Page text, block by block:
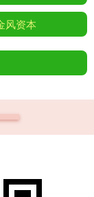
风资本